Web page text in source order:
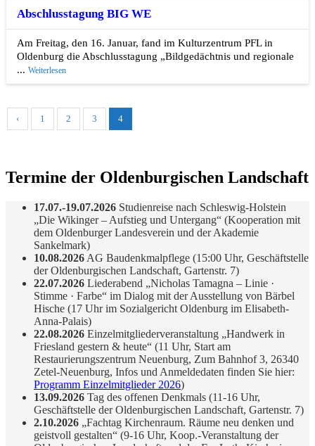
Abschlusstagung BIG WE
Am Freitag, den 16. Januar, fand im Kulturzentrum PFL in
Oldenburg die Abschlusstagung „Bildgedächtnis und regionale
... Weiterlesen
‹ 1 2 3 4
Termine der Oldenburgischen Landschaft
17.07.-19.07.2026 Studienreise nach Schleswig-Holstein
„Die Wikinger – Aufstieg und Untergang“ (Kooperation mit
dem Oldenburger Landesverein und der Akademie
Sankelmark)
10.08.2026 AG Baudenkmalpflege (15:00 Uhr, Geschäftstelle
der Oldenburgischen Landschaft, Gartenstr. 7)
22.07.2026 Liederabend „Nicholas Tamagna – Linie ·
Stimme · Farbe“ im Dialog mit der Ausstellung von Bärbel
Hische (17 Uhr im Sozialgericht Oldenburg im Elisabeth-
Anna-Palais)
22.08.2026 Einzelmitgliederveranstaltung „Handwerk in
Friesland gestern & heute“ (11 Uhr, Start am
Restaurierungszentrum Neuenburg, Zum Bahnhof 3, 26340
Zetel-Neuenburg, Infos und Anmeldedaten finden Sie hier:
Programm Einzelmitglieder 2026)
13.09.2026 Tag des offenen Denkmals (11-16 Uhr,
Geschäftstelle der Oldenburgischen Landschaft, Gartenstr. 7)
2.10.2026 „Fachtag Kirchenraum. Räume neu denken und
geistvoll gestalten“ (9-16 Uhr, Koop.-Veranstaltung der